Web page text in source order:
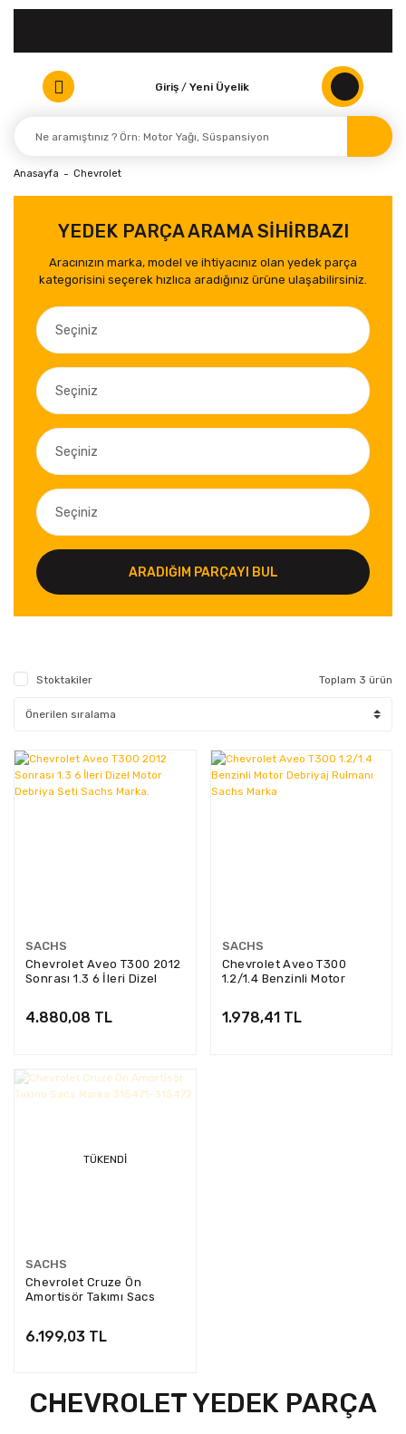
Giriş / Yeni Üyelik
Anasayfa Chevrolet
YEDEK PARÇA ARAMA SİHİRBAZI
Aracınızın marka, model ve ihtiyacınız olan yedek parça
kategorisini seçerek hızlıca aradığınız ürüne ulaşabilirsiniz.
ARADIĞIM PARÇAYI BUL
Stoktakiler Toplam 3 ürün
SACHS
Chevrolet Aveo T300 2012
Sonrası 1.3 6 İleri Dizel
4.880,08 TL
SACHS
Chevrolet Aveo T300
1.2/1.4 Benzinli Motor
1.978,41 TL
TÜKENDI
SACHS
Chevrolet Cruze Ön
Amortisör Takımı Sacs
6.199,03 TL
CHEVROLET YEDEK PARÇA